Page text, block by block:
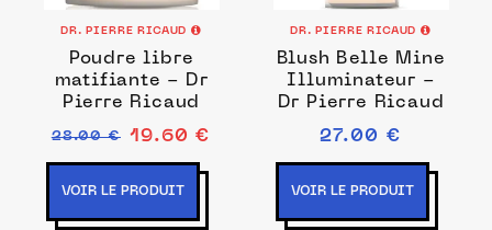
DR. PIERRE RICAUD
Poudre libre
matifiante - Dr
Pierre Ricaud
28.00 € 19.60 €
VOIR LE PRODUIT
DR. PIERRE RICAUD
Blush Belle Mine
Illuminateur -
Dr Pierre Ricaud
27.00 €
VOIR LE PRODUIT